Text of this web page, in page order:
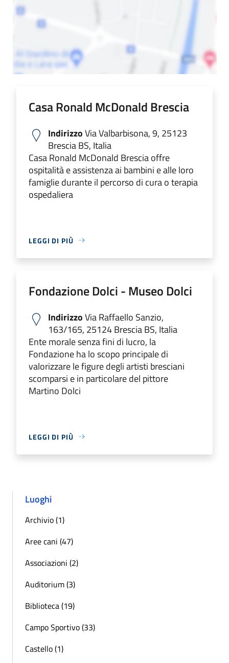
Casa Ronald McDonald Brescia
IndirizzoVia Valbarbisona, 9, 25123
Brescia BS, Italia
Casa Ronald McDonald Brescia offre
ospitalità e assistenza ai bambini e alle loro
famiglie durante il percorso di cura o terapia
ospedaliera
LEGGI DI PIÙ
Fondazione Dolci - Museo Dolci
IndirizzoVia Raffaello Sanzio,
163/165, 25124 Brescia BS, Italia
Ente morale senza fini di lucro, la
Fondazione ha lo scopo principale di
valorizzare le figure degli artisti bresciani
scomparsi e in particolare del pittore
Martino Dolci
LEGGI DI PIÙ
Luoghi
Archivio (1)
Aree cani (47)
Associazioni (2)
Auditorium (3)
Biblioteca (19)
Campo Sportivo (33)
Castello (1)